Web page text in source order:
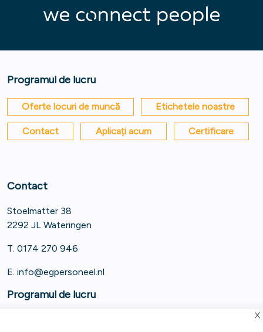
Programul de lucru
Oferte locuri de muncă Etichetele noastre
Contact Aplicați acum Certificare
Contact
Stoelmatter 38
2292 JL Wateringen
T. 0174 270 946
E. info@egpersoneel.nl
Programul de lucru